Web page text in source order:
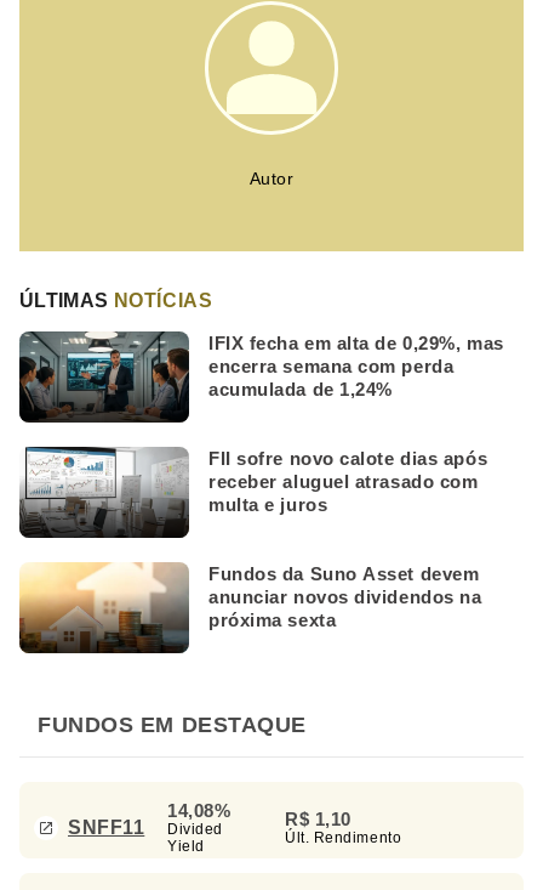
Autor
ÚLTIMAS NOTÍCIAS
IFIX fecha em alta de 0,29%, mas
encerra semana com perda
acumulada de 1,24%
FII sofre novo calote dias após
receber aluguel atrasado com
multa e juros
Fundos da Suno Asset devem
anunciar novos dividendos na
próxima sexta
FUNDOS EM DESTAQUE
SNFF11
14,08%
Divided
Yield
R$ 1,10
Últ. Rendimento